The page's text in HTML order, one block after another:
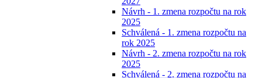
Návrh - 1. zmena rozpočtu na rok
2025
Schválená - 1. zmena rozpočtu na
rok 2025
Návrh - 2. zmena rozpočtu na rok
2025
Schválená - 2. zmena rozpočtu na